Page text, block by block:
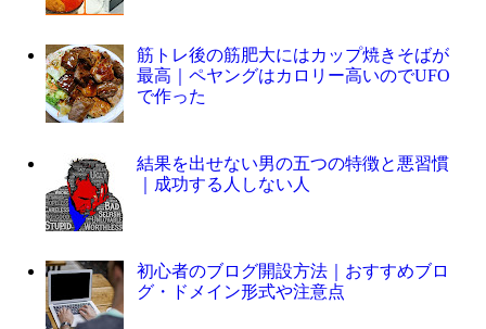
筋トレ後の筋肥大にはカップ焼きそばが
最高｜ペヤングはカロリー高いのでUFO
で作った
結果を出せない男の五つの特徴と悪習慣
｜成功する人しない人
初心者のブログ開設方法｜おすすめブロ
グ・ドメイン形式や注意点